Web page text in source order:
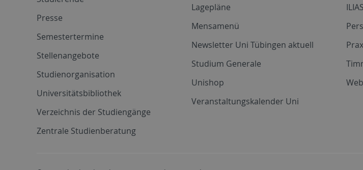
Presse
Semestertermine
Stellenangebote
Studienorganisation
Universitätsbibliothek
Verzeichnis der Studiengänge
Zentrale Studienberatung
Lagepläne
Mensamenü
Newsletter Uni Tübingen aktuell
Studium Generale
Unishop
Veranstaltungskalender Uni